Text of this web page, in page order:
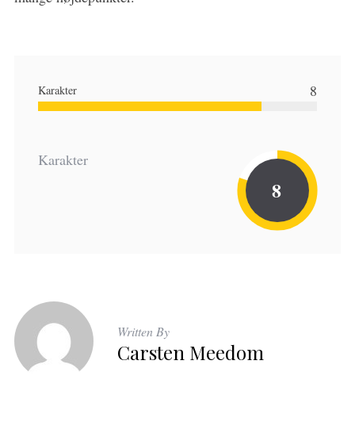
Karakter 8
Karakter
8
Written By
Carsten Meedom